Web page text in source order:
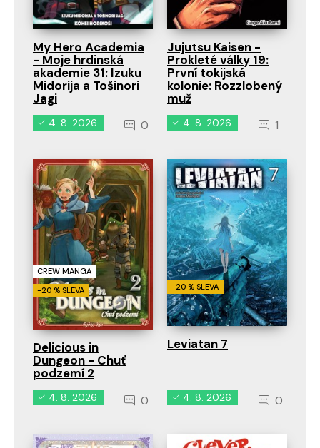
My Hero Academia
- Moje hrdinská
akademie 31: Izuku
Midorija a Tošinori
Jagi
4. 8. 2026 0
Jujutsu Kaisen -
Prokleté války 19:
První tokijská
kolonie: Rozzlobený
muž
4. 8. 2026 1
CREW MANGA
-20 % SLEVA
Delicious in
Dungeon - Chuť
podzemí 2
4. 8. 2026 0
-20 % SLEVA
Leviatan 7
4. 8. 2026 0